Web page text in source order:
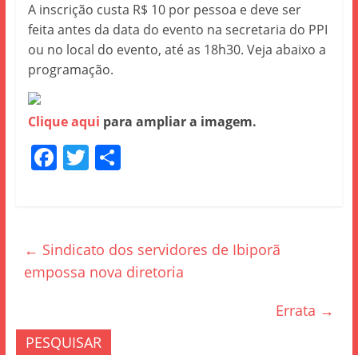
A inscrição custa R$ 10 por pessoa e deve ser
feita antes da data do evento na secretaria do PPI
ou no local do evento, até as 18h30. Veja abaixo a
programação.
Clique aqui para ampliar a imagem.
F
b
o
k
T S
← Sindicato dos servidores de Ibiporã
empossa nova diretoria
Errata →
PESQUISAR